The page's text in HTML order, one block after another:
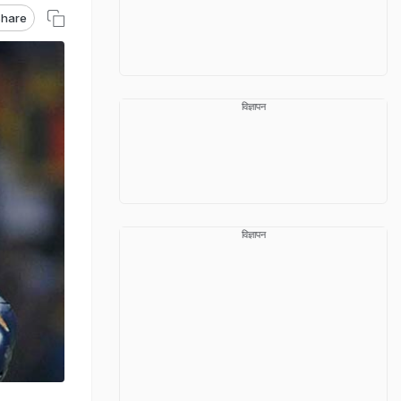
विज्ञापन
विज्ञापन